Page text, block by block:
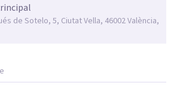
congresos nacionales, destinados a la
Clínica y las
Además de realizar comunicaciones
e internacionales destinados a
de Patología Dual (SEPD).
el programa de radio “Hoy,
de Sotelo, 5, Ciutat Vella, 46002 València,